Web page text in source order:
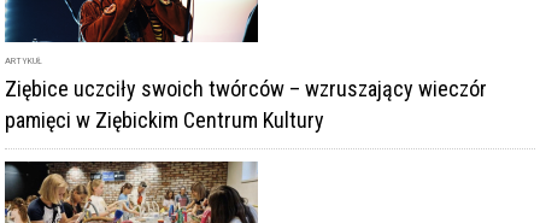
ARTYKUŁ
Ziębice uczciły swoich twórców – wzruszający wieczór
pamięci w Ziębickim Centrum Kultury